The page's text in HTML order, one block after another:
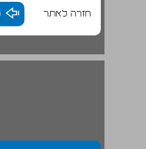
חזרה לאתר